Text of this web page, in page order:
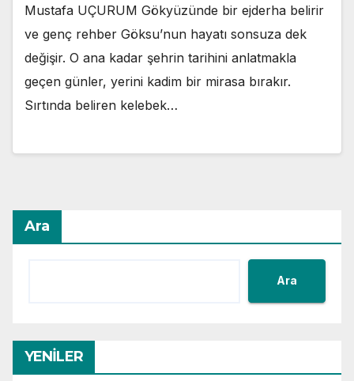
Mustafa UÇURUM Gökyüzünde bir ejderha belirir
ve genç rehber Göksu’nun hayatı sonsuza dek
değişir. O ana kadar şehrin tarihini anlatmakla
geçen günler, yerini kadim bir mirasa bırakır.
Sırtında beliren kelebek…
Ara
Ara
YENİLER